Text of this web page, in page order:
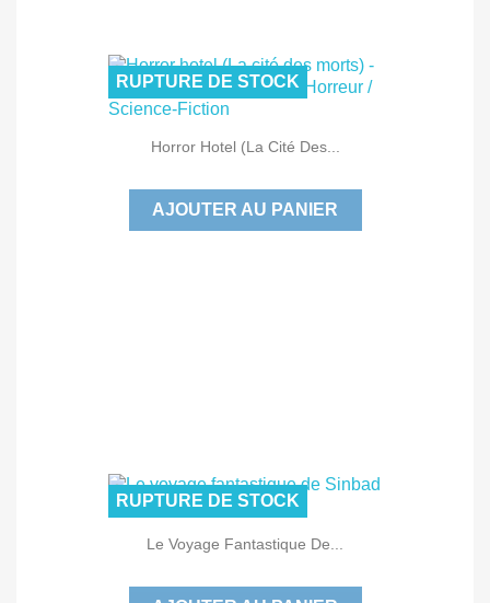
Horror Hotel (La Cité Des...
AJOUTER AU PANIER
RUPTURE DE STOCK
Le Voyage Fantastique De...
RUPTURE DE STOCK